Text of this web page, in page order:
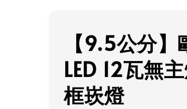
【9.5公分
LED 12瓦無
框崁燈